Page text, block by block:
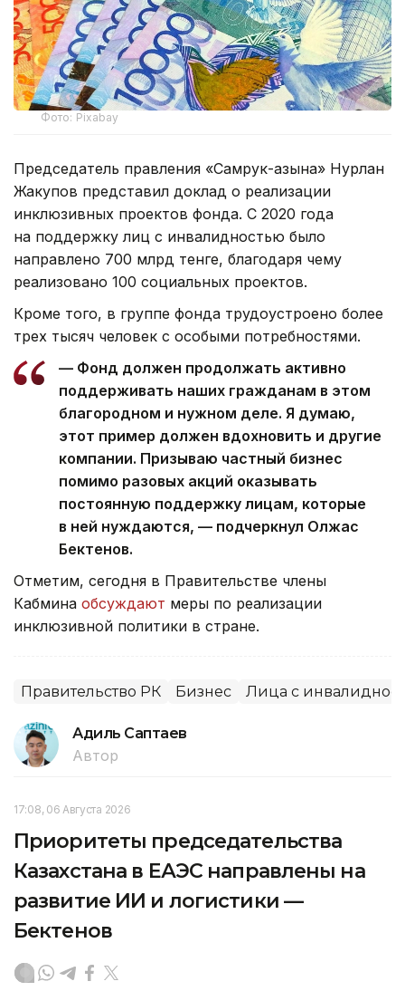
Фото: Рixabay
Председатель правления «Самрук-Қазына» Нурлан
Жакупов представил доклад о реализации
инклюзивных проектов фонда. С 2020 года
на поддержку лиц с инвалидностью было
направлено 700 млрд тенге, благодаря чему
реализовано 100 социальных проектов.
Кроме того, в группе фонда трудоустроено более
трех тысяч человек с особыми потребностями.
— Фонд должен продолжать активно
поддерживать наших гражданам в этом
благородном и нужном деле. Я думаю,
этот пример должен вдохновить и другие
компании. Призываю частный бизнес
помимо разовых акций оказывать
постоянную поддержку лицам, которые
в ней нуждаются, — подчеркнул Олжас
Бектенов.
Отметим, сегодня в Правительстве члены
Кабмина обсуждают меры по реализации
инклюзивной политики в стране.
Правительство РК Бизнес Лица с
Адиль Саптаев
Автор
17:08, 06 Августа 2026
Приоритеты председательства
Казахстана в ЕАЭС направлены на
развитие ИИ и логистики —
Бектенов